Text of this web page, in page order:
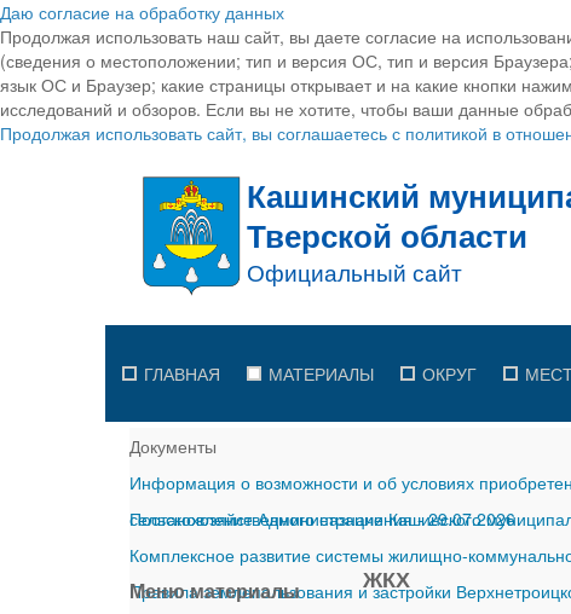
Даю согласие на обработку данных
Продолжая использовать наш сайт, вы даете согласие на
(сведения о местоположении; тип и версия ОС, тип и версия
язык ОС и Браузер; какие страницы открывает и на какие кнопки
исследований и обзоров. Если вы не хотите, чтобы ваши данные
Продолжая использовать сайт, вы соглашаетесь с политикой в
ГЛАВНАЯ МАТЕРИАЛЫ ОКРУГ
Документы
Информация о возможности и об условиях
сельскохозяйственного назначения-29.07.2026
Постановление Администрации Кашинского
Комплексное развитие системы жилищно-
Правила землепользования и застройки
Меню материалы ЖКХ